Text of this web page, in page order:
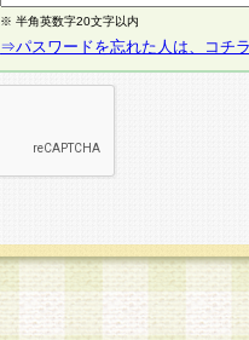
※ 半角英数字20文字以内
⇒パスワードを忘れた人は、コチ